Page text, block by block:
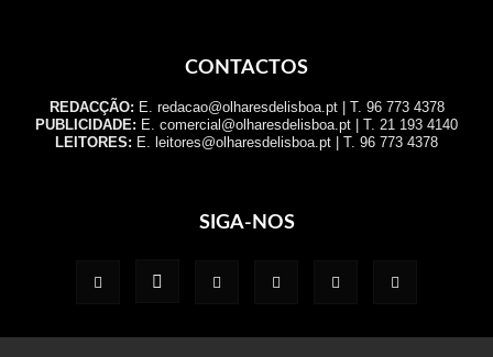
CONTACTOS
REDACÇÃO: E. redacao@olharesdelisboa.pt | T. 96 773 4378
PUBLICIDADE: E. comercial@olharesdelisboa.pt | T. 21 193 4140
LEITORES: E. leitores@olharesdelisboa.pt | T. 96 773 4378
SIGA-NOS